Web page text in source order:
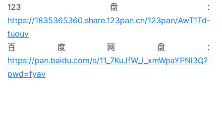
123盘：
https://1835365360.share.123pan.cn/123pan/AwT1Td-
tuouv
百度网盘：
https://pan.baidu.com/s/11_7KuJfW_l_xmWpaYPNl3Q?
pwd=fyav